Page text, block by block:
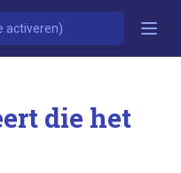
die het